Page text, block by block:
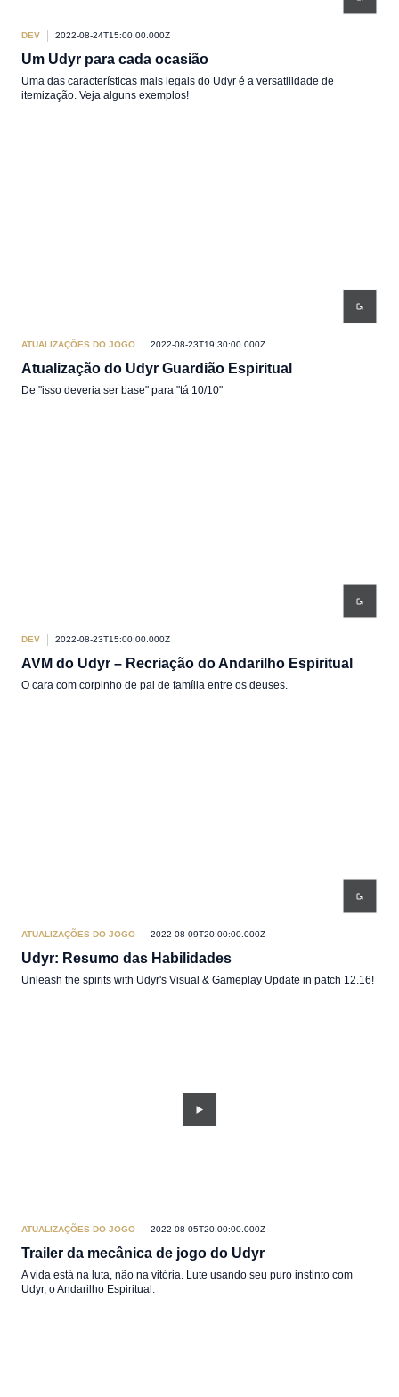
DEV 2022-08-24T15:00:00.000Z
Um Udyr para cada ocasião
Uma das características mais legais do Udyr é a versatilidade de
itemização. Veja alguns exemplos!
ATUALIZAÇÕES DO JOGO 2022-08-23T19:30:00.000Z
Atualização do Udyr Guardião Espiritual
De "isso deveria ser base" para "tá 10/10"
DEV 2022-08-23T15:00:00.000Z
AVM do Udyr – Recriação do Andarilho Espiritual
O cara com corpinho de pai de família entre os deuses.
ATUALIZAÇÕES DO JOGO 2022-08-09T20:00:00.000Z
Udyr: Resumo das Habilidades
Unleash the spirits with Udyr's Visual & Gameplay Update in patch 12.16!
ATUALIZAÇÕES DO JOGO 2022-08-05T20:00:00.000Z
Trailer da mecânica de jogo do Udyr
A vida está na luta, não na vitória. Lute usando seu puro instinto com
Udyr, o Andarilho Espiritual.